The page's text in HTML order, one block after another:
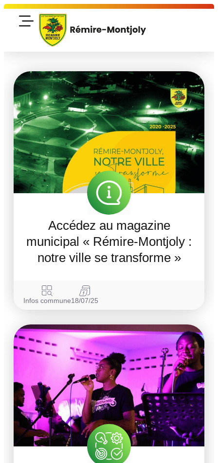
Accédez au magazine
municipal « Rémire-Montjoly :
notre ville se transforme »
Infos commune18/07/25